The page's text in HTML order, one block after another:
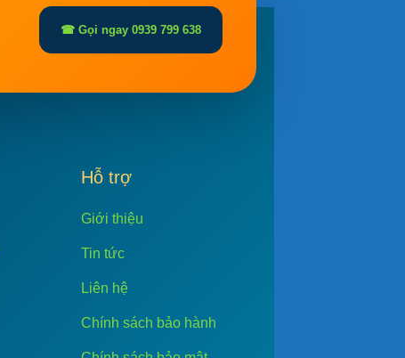
☎ Gọi ngay 0939 799 638
Hỗ trợ
Giới thiệu
Tin tức
Liên hệ
Chính sách bảo hành